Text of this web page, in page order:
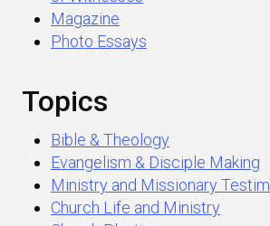
Magazine
Photo Essays
Topics
Bible & Theology
Evangelism & Disciple Making
Ministry and Missionary
Church Life and Ministry